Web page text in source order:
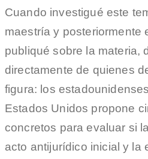
Cuando investigué este
maestría y posteriormente
publiqué sobre la materia,
directamente de quienes
figura: los
Estados Unidos propone
concretos para evaluar si
acto antijurídico inicial y la